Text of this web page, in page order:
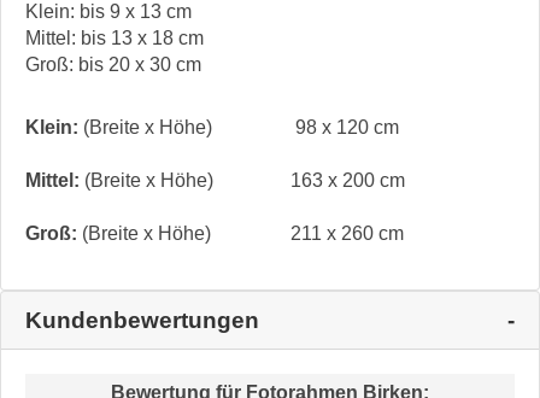
Klein: bis 9 x 13 cm
Mittel: bis 13 x 18 cm
Groß: bis 20 x 30 cm
Klein: (Breite x Höhe) 98 x 120 cm
Mittel: (Breite x Höhe) 163 x 200 cm
Groß: (Breite x Höhe) 211 x 260 cm
Kundenbewertungen
Bewertung für Fotorahmen Birken: